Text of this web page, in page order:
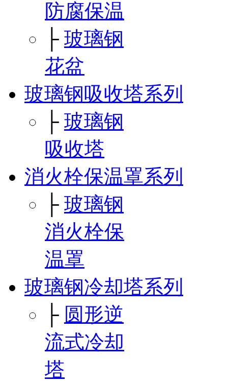
防腐保温
├ 玻璃钢
花盆
玻璃钢吸收塔系列
├ 玻璃钢
吸收塔
消火栓保温罩系列
├ 玻璃钢
消火栓保
温罩
玻璃钢冷却塔系列
├ 圆形逆
流式冷却
塔